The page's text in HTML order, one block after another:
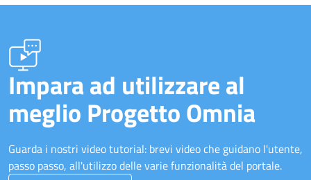
Impara ad utilizzare al
meglio Progetto Omnia
Guarda i nostri video tutorial: brevi video che guidano l'utente,
passo passo, all'utilizzo delle varie funzionalità del portale.